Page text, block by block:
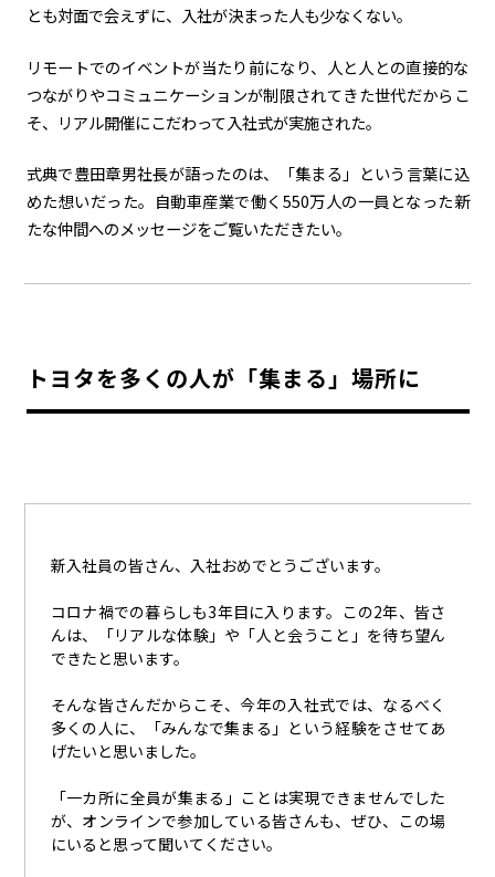
とも対面で会えずに、入社が決まった人も少なくない。
リモートでのイベントが当たり前になり、人と人との直接的な
つながりやコミュニケーションが制限されてきた世代だからこ
そ、リアル開催にこだわって入社式が実施された。
式典で豊田章男社長が語ったのは、「集まる」という言葉に込
めた想いだった。自動車産業で働く 550万人の一員となった新
たな仲間へのメッセージをご覧いただきたい。
トヨタを多くの人が「集まる」場所に
新入社員の皆さん、入社おめでとうございます。
コロナ禍での暮らしも3年目に入ります。この2年、皆さ
んは、「リアルな体験」や「人と会うこと」を待ち望ん
できたと思います。
そんな皆さんだからこそ、今年の入社式では、なるべく
多くの人に、「みんなで集まる」という経験をさせてあ
げたいと思いました。
「一カ所に全員が集まる」ことは実現できませんでした
が、オンラインで参加している皆さんも、ぜひ、この場
にいると思って聞いてください。